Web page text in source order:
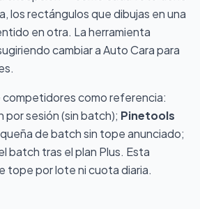
los rectángulos que dibujas en una
en otra. La herramienta
cambiar a Auto Cara para
como referencia:
por sesión (sin batch); Pinetools
de batch sin tope anunciado;
batch tras el plan Plus. Esta
tope por lote ni cuota diaria.